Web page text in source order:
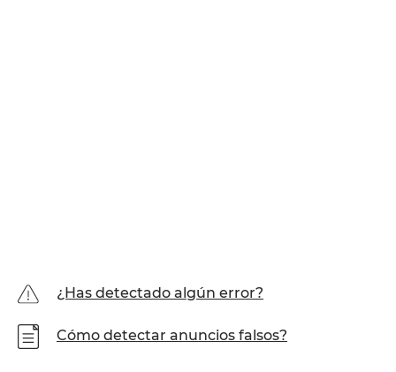
¿Has detectado algún error?
Cómo detectar anuncios falsos?